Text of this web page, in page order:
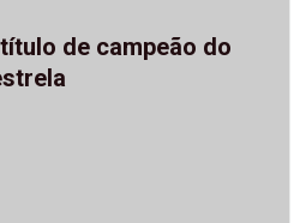
de campeão do